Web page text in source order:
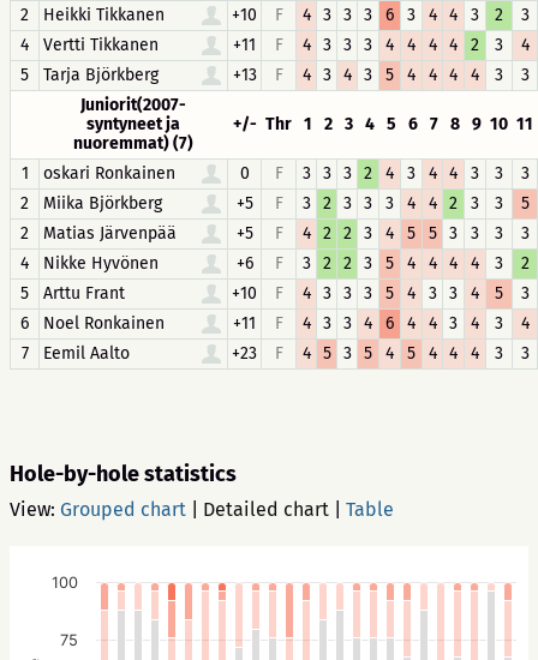
2
Heikki Tikkanen +10 F 4 3 3 3 6 3 4 4 3 2
3
4
Vertti Tikkanen +11 F 4 3 3 3 4 4 4 4 2 3
4
5
Tarja Björkberg +13 F 4 3 4 3 5 4 4 4 4 3
3
Juniorit(2007-
syntyneet ja
nuoremmat) (7)
+/- Thr 1 2 3 4 5 6 7 8 9 10 11
1 oskari Ronkainen 0 F 3 3 3 2 4 3 4 4 3 3
3
2
Miika Björkberg +5 F 3 2 3 3 3 4 4 2 3 3
5
2
Matias Järvenpää +5 F 4 2 2 3 4 5 5 3 3 3
3
4
Nikke Hyvönen +6 F 3 2 2 3 5 4 4 4 4 3
2
5
Arttu Frant +10 F 4 3 3 3 5 4 3 3 4 5
3
6
Noel Ronkainen +11 F 4 3 3 4 6 4 4 3 4 3
4
7
Eemil Aalto +23 F 4 5 3 5 4 5 4 4 4 3 3
Hole-by-hole statistics
View: Grouped chart Detailed chart Table
75
100